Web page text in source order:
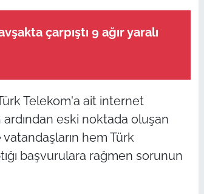
çarpıştı 9 ağır yaralı
Telekom'a ait internet
eski noktada oluşan
vatandaşların hem Türk
başvurulara rağmen sorunun